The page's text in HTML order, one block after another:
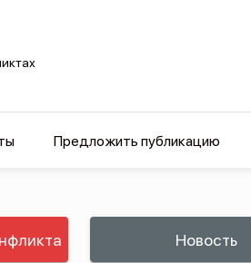
Предложить публикацию
Новость